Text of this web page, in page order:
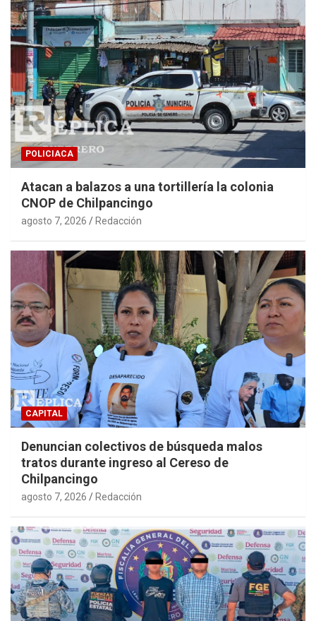
POLICIACA
Atacan a balazos a una tortillería la colonia
CNOP de Chilpancingo
agosto 7, 2026 Redacción
CAPITAL
Denuncian colectivos de búsqueda malos
tratos durante ingreso al Cereso de
Chilpancingo
agosto 7, 2026 Redacción